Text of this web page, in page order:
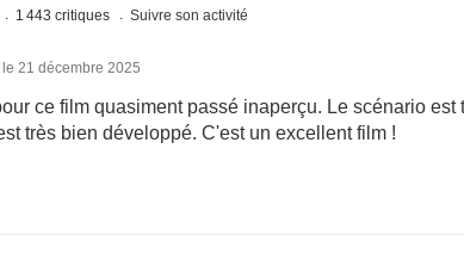
1 443 critiques Suivre son activité
21 décembre 2025
ce film quasiment passé inaperçu. Le scénario est
très bien développé. C'est un excellent film !